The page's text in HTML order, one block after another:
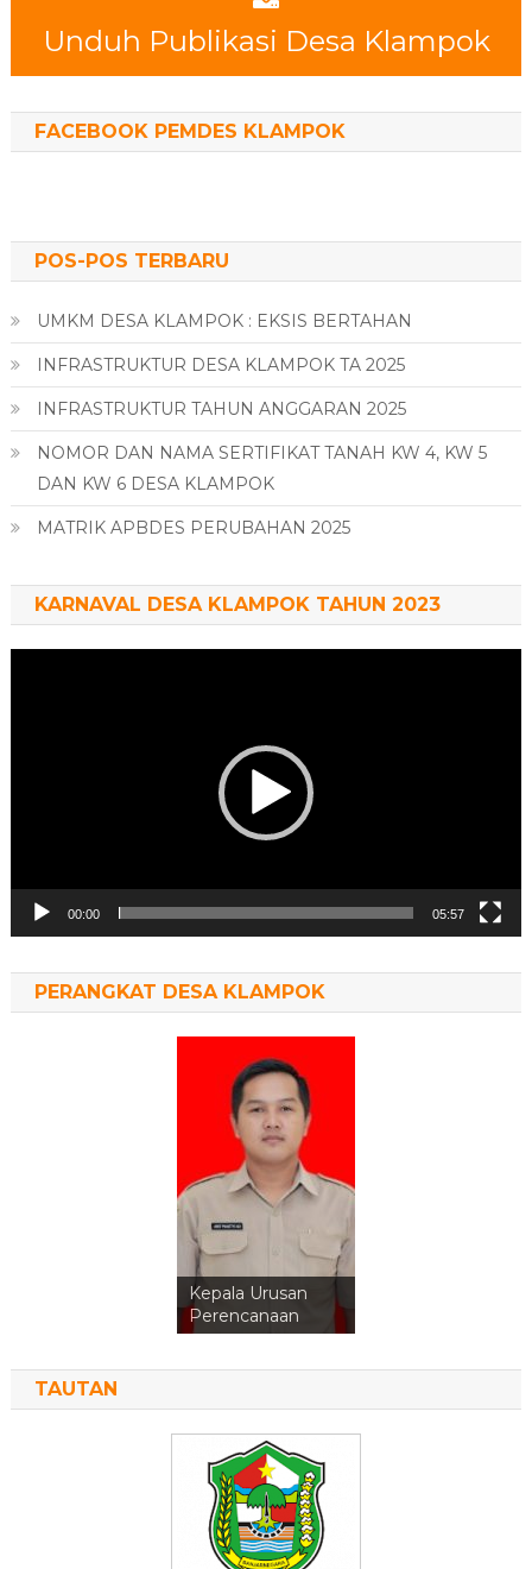
Unduh Publikasi Desa Klampok
FACEBOOK PEMDES KLAMPOK
POS-POS TERBARU
UMKM DESA KLAMPOK : EKSIS BERTAHAN
INFRASTRUKTUR DESA KLAMPOK TA 2025
INFRASTRUKTUR TAHUN ANGGARAN 2025
NOMOR DAN NAMA SERTIFIKAT TANAH KW 4, KW 5
DAN KW 6 DESA KLAMPOK
MATRIK APBDES PERUBAHAN 2025
KARNAVAL DESA KLAMPOK TAHUN 2023
00:00 05:57
PERANGKAT DESA KLAMPOK
Kepala Urusan
Perencanaan
TAUTAN